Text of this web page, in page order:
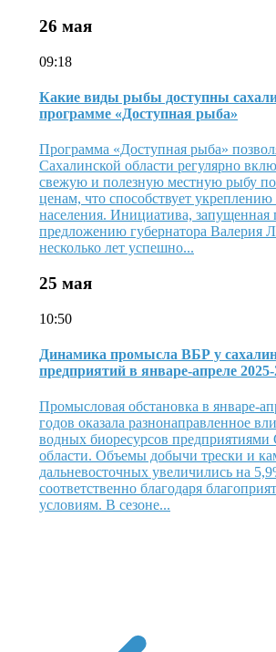
26 мая
09:18
Какие виды рыбы доступны
программе «Доступная рыба»
Программа «Доступная рыба»
Сахалинской области регулярно
свежую и полезную местную рыбу
ценам, что способствует укреплению
населения. Инициатива, запущенная
предложению губернатора Валерия
несколько лет успешно...
25 мая
10:50
Динамика промысла ВБР у
предприятий в январе-апреле 2025-
Промысловая обстановка в январе-
годов оказала разнонаправленное
водных биоресурсов предприятиями
области. Объемы добычи трески и
дальневосточных увеличились на
соответственно благодаря
условиям. В сезоне...